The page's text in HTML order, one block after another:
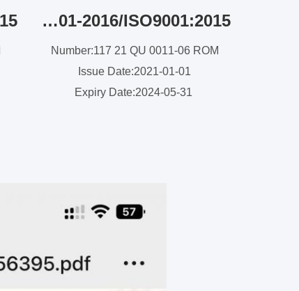
Standard:GB/T19001-2016/ISO9001:2015
Number:117 21 QU 0011-06 ROM
Issue Date:2021-01-01
Expiry Date:2024-05-31